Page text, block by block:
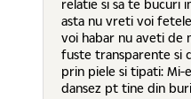
relatie si sa te bucuri
asta nu vreti voi
voi habar nu aveti de
fuste transparente si
prin piele si tipati: Mi-
dansez pt tine din